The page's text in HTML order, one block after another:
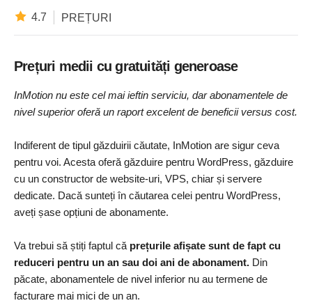
4.7 PREȚURI
Prețuri medii cu gratuități generoase
InMotion nu este cel mai ieftin serviciu, dar abonamentele de
nivel superior oferă un raport excelent de beneficii versus cost.
Indiferent de tipul găzduirii căutate, InMotion are sigur ceva
pentru voi. Acesta oferă găzduire pentru WordPress, găzduire
cu un constructor de website-uri, VPS, chiar și servere
dedicate. Dacă sunteți în căutarea celei pentru WordPress,
aveți șase opțiuni de abonamente.
Va trebui să știți faptul că prețurile afișate sunt de fapt cu
reduceri pentru un an sau doi ani de abonament. Din
păcate, abonamentele de nivel inferior nu au termene de
facturare mai mici de un an.